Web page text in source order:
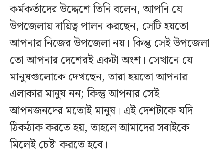
কর্মকর্তাদের উদ্দেশে তিনি বলেন, আপনি যে
উপজেলায় দায়িত্ব পালন করছেন, সেটি হয়তো
আপনার নিজের উপজেলা নয়। কিন্তু সেই উপজেলা
তো আপনার দেশেরই একটা অংশ। সেখানে যে
মানুষগুলোকে দেখছেন, তারা হয়তো আপনার
এলাকার মানুষ নন; কিন্তু আপনার সেই
আপনজনদের মতোই মানুষ। এই দেশটাকে যদি
ঠিকঠাক করতে হয়, তাহলে আমাদের সবাইকে
মিলেই চেষ্টা করতে হবে।